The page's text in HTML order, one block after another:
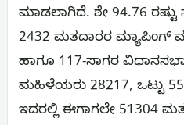
ಮಾಡಲಾಗಿದೆ. ಶೇ 94.76
2432 ಮತದಾರರ ಮ್ಯಾಪಿಂಗ್
ಹಾಗೂ 117-ಸಾಗರ ವಿಧಾನಸಭಾ
ಮಹಿಳೆಯರು 28217, ಒಟ್ಟು
ಇದರಲ್ಲಿ ಈಗಾಗಲೇ 51304